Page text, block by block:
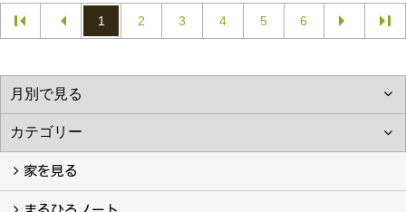
1 2 3 4 5 6
家を見る
フォトギャラリー
現場レポート
完工事例
お客様の声
まるひろノート